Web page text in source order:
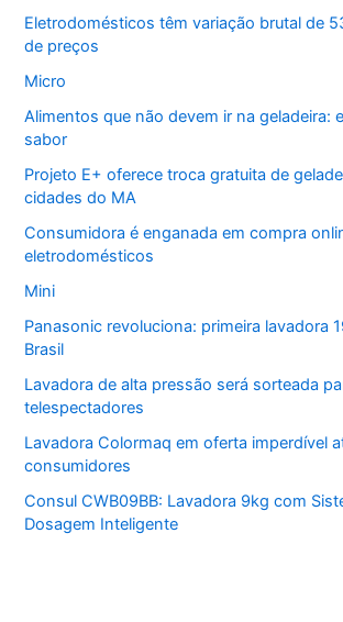
Eletrodomésticos têm variação brutal de
de preços
Micro
Alimentos que não devem ir na geladeira:
sabor
Projeto E+ oferece troca gratuita de
cidades do MA
Consumidora é enganada em compra
eletrodomésticos
Mini
Panasonic revoluciona: primeira lavadora
Brasil
Lavadora de alta pressão será sorteada
telespectadores
Lavadora Colormaq em oferta imperdível
consumidores
Consul CWB09BB: Lavadora 9kg com
Dosagem Inteligente